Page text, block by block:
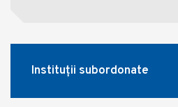
Instituții subordonate